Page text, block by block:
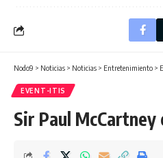
Nodo9 > Noticias > Noticias > Entretenimiento >
EVENT-ITIS
Sir Paul McCartney